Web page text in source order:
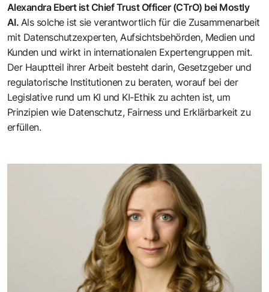
Alexandra Ebert ist Chief Trust Officer (CTrO) bei Mostly
AI. Als solche ist sie verantwortlich für die Zusammenarbeit
mit Datenschutzexperten, Aufsichtsbehörden, Medien und
Kunden und wirkt in internationalen Expertengruppen mit.
Der Hauptteil ihrer Arbeit besteht darin, Gesetzgeber und
regulatorische Institutionen zu beraten, worauf bei der
Legislative rund um KI und KI-Ethik zu achten ist, um
Prinzipien wie Datenschutz, Fairness und Erklärbarkeit zu
erfüllen.